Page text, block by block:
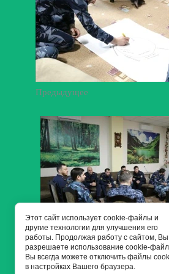
Предыдущее
Этот сайт использует cookie-файлы и
другие технологии для улучшения его
работы. Продолжая работу с сайтом, Вы
разрешаете использование cookie-
Вы всегда можете отключить файлы
в настройках Вашего браузера.